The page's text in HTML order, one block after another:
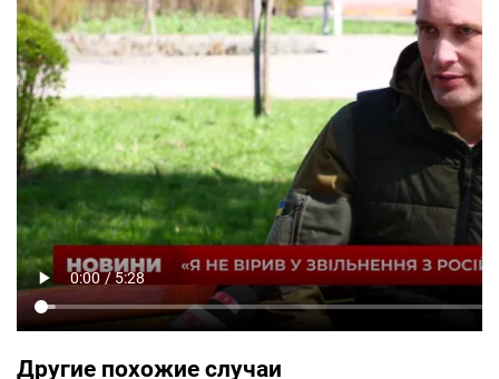
Другие похожие случаи